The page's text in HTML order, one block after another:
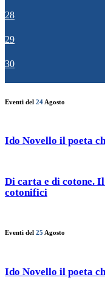
28
29
30
Eventi del 24 Agosto
Ido Novello il poeta
Di carta e di cotone.
cotonifici
Eventi del 25 Agosto
Ido Novello il poeta